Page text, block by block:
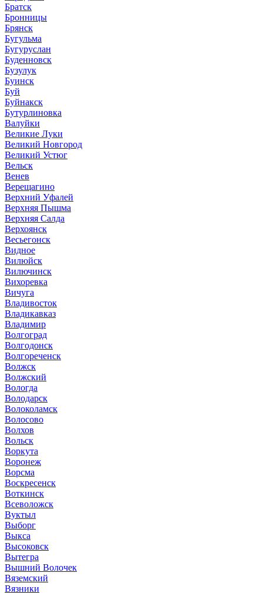
Братск
Бронницы
Брянск
Бугульма
Бугуруслан
Буденновск
Бузулук
Буинск
Буй
Буйнакск
Бутурлиновка
Валуйки
Великие Луки
Великий Новгород
Великий Устюг
Вельск
Венев
Верещагино
Верхний Уфалей
Верхняя Пышма
Верхняя Салда
Верхоянск
Весьегонск
Видное
Вилюйск
Вилючинск
Вихоревка
Вичуга
Владивосток
Владикавказ
Владимир
Волгоград
Волгодонск
Волгореченск
Волжск
Волжский
Вологда
Володарск
Волоколамск
Волосово
Волхов
Вольск
Воркута
Воронеж
Ворсма
Воскресенск
Воткинск
Всеволожск
Вуктыл
Выборг
Выкса
Высоковск
Вытегра
Вышний Волочек
Вяземский
Вязники